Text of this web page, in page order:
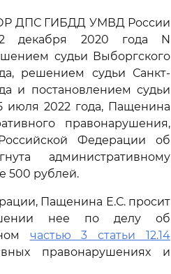
ОР ДПС ГИБДД УМВД России
декабря 2020 года N
судьи Выборгского
решением судьи Санкт-
и постановлением судьи
июля 2022 года, Пащенина
правонарушения,
Федерации об
административному
500 рублей.
Пащенина Е.С. просит
нее по делу об
частью 3 статьи 12.14
правонарушениях и